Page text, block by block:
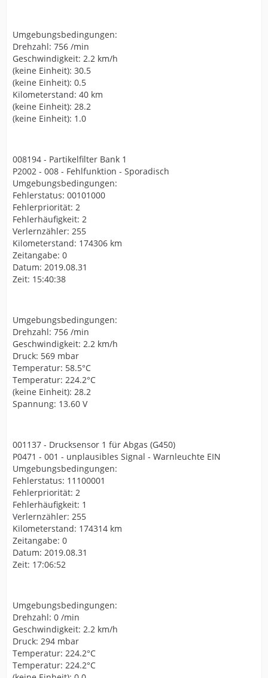
Umgebungsbedingungen:
Drehzahl: 756 /min
Geschwindigkeit: 2.2 km/h
(keine Einheit): 30.5
(keine Einheit): 0.5
Kilometerstand: 40 km
(keine Einheit): 28.2
(keine Einheit): 1.0
008194 - Partikelfilter Bank 1
P2002 - 008 - Fehlfunktion - Sporadisch
Umgebungsbedingungen:
Fehlerstatus: 00101000
Fehlerpriorität: 2
Fehlerhäufigkeit: 2
Verlernzähler: 255
Kilometerstand: 174306 km
Zeitangabe: 0
Datum: 2019.08.31
Zeit: 15:40:38
Umgebungsbedingungen:
Drehzahl: 756 /min
Geschwindigkeit: 2.2 km/h
Druck: 569 mbar
Temperatur: 58.5°C
Temperatur: 224.2°C
(keine Einheit): 28.2
Spannung: 13.60 V
001137 - Drucksensor 1 für Abgas (G450)
P0471 - 001 - unplausibles Signal - Warnleuchte EIN
Umgebungsbedingungen:
Fehlerstatus: 11100001
Fehlerpriorität: 2
Fehlerhäufigkeit: 1
Verlernzähler: 255
Kilometerstand: 174314 km
Zeitangabe: 0
Datum: 2019.08.31
Zeit: 17:06:52
Umgebungsbedingungen:
Drehzahl: 0 /min
Geschwindigkeit: 2.2 km/h
Druck: 294 mbar
Temperatur: 224.2°C
Temperatur: 224.2°C